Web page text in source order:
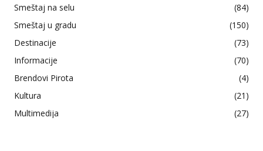
Smeštaj na selu
(84)
Smeštaj u gradu
(150)
Destinacije
(73)
Informacije
(70)
Brendovi Pirota
(4)
Kultura
(21)
Multimedija
(27)